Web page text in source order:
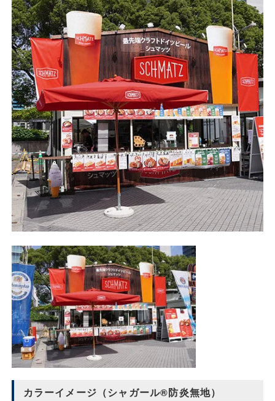
カラーイメージ（シャガール®防炎無地）